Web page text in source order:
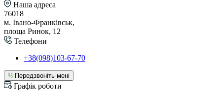
Наша адреса
76018
м. Івано-Франківськ,
площа Ринок, 12
Телефони
+38(098)103-67-70
Передзвоніть мені
Графік роботи